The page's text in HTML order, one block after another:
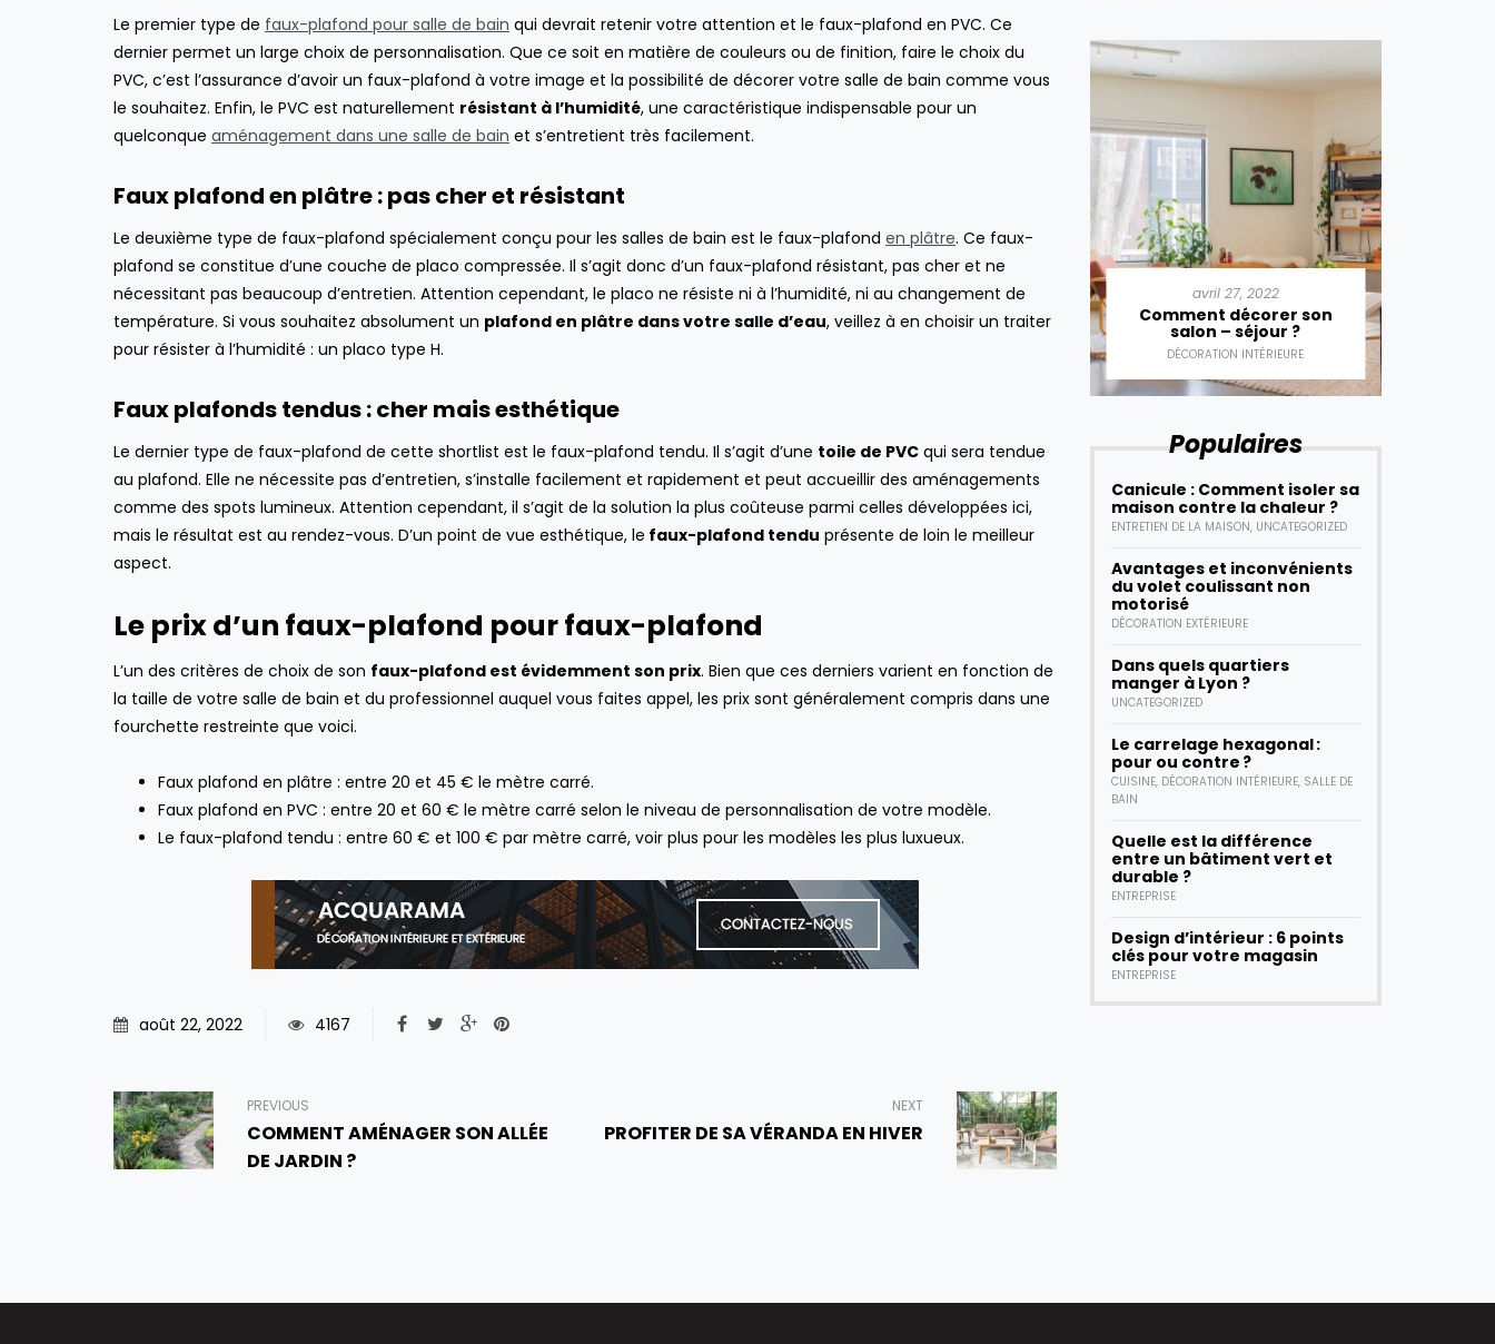
Le premier type de faux-plafond pour salle de bain qui devrait retenir votre attention et le faux-plafond en PVC. Ce
dernier permet un large choix de personnalisation. Que ce soit en matière de couleurs ou de finition, faire le choix du
PVC, c’est l’assurance d’avoir un faux-plafond à votre image et la possibilité de décorer votre salle de bain comme vous
le souhaitez. Enfin, le PVC est naturellement résistant à l’humidité, une caractéristique indispensable pour un
quelconque aménagement dans une salle de bain et s’entretient très facilement.
Faux plafond en plâtre : pas cher et résistant
Le deuxième type de faux-plafond spécialement conçu pour les salles de bain est le faux-plafond en plâtre. Ce faux-
plafond se constitue d’une couche de placo compressée. Il s’agit donc d’un faux-plafond résistant, pas cher et ne
nécessitant pas beaucoup d’entretien. Attention cependant, le placo ne résiste ni à l’humidité, ni au changement de
température. Si vous souhaitez absolument un plafond en plâtre dans votre salle d’eau, veillez à en choisir un traiter
pour résister à l’humidité : un placo type H.
Faux plafonds tendus : cher mais esthétique
Le dernier type de faux-plafond de cette shortlist est le faux-plafond tendu. Il s’agit d’une toile de PVC qui sera tendue
au plafond. Elle ne nécessite pas d’entretien, s’installe facilement et rapidement et peut accueillir des aménagements
comme des spots lumineux. Attention cependant, il s’agit de la solution la plus coûteuse parmi celles développées ici,
mais le résultat est au rendez-vous. D’un point de vue esthétique, le faux-plafond tendu présente de loin le meilleur
aspect.
Le prix d’un faux-plafond pour faux-plafond
L’un des critères de choix de son faux-plafond est évidemment son prix. Bien que ces derniers varient en fonction de
la taille de votre salle de bain et du professionnel auquel vous faites appel, les prix sont généralement compris dans une
fourchette restreinte que voici.
Faux plafond en plâtre : entre 20 et 45 € le mètre carré.
Faux plafond en PVC : entre 20 et 60 € le mètre carré selon le niveau de personnalisation de votre modèle.
Le faux-plafond tendu : entre 60 € et 100 € par mètre carré, voir plus pour les modèles les plus luxueux.
août 22, 2022 4167
PREVIOUS
COMMENT AMÉNAGER SON ALLÉE
DE JARDIN ?
NEXT
PROFITER DE SA VÉRANDA EN HIVER
avril 4, 2022
Aspirateur robot vs
aspirateur centralisé :
lequel choisir ?
ENTRETIEN DE LA MAISON
mai 26, 2021
Le carrelage hexagonal :
pour ou contre ?
CUISINE ,DÉCORATION INTÉRIEURE, SALLE
novembre 14, 2022
Comment améliorer la
productivité des employés
?
avril 27, 2022
Comment décorer son
salon – séjour ?
DÉCORATION INTÉRIEURE
Populaires
Canicule : Comment isoler sa
maison contre la chaleur ?
ENTRETIEN DE LA MAISON, UNCATEGORIZED
Avantages et inconvénients
du volet coulissant non
motorisé
DÉCORATION EXTÉRIEURE
Dans quels quartiers
manger à Lyon ?
UNCATEGORIZED
Le carrelage hexagonal :
pour ou contre ?
CUISINE, DÉCORATION INTÉRIEURE, SALLE DE
BAIN
Quelle est la différence
entre un bâtiment vert et
durable ?
ENTREPRISE
Design d’intérieur : 6 points
clés pour votre magasin
ENTREPRISE